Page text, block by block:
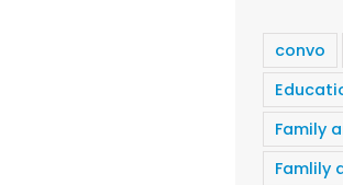
convo
Family
Famlily